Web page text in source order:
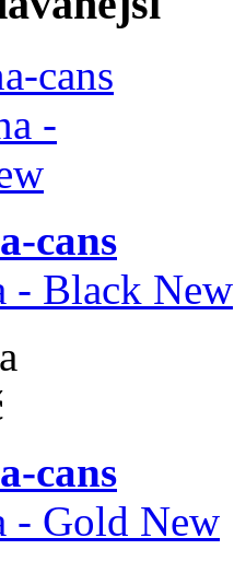
cans
- Black New
cans
- Gold New